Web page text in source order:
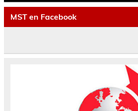
MST en Facebook